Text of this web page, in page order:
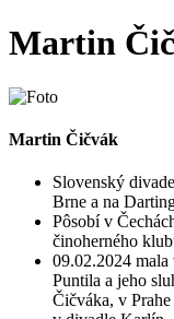
Martin
Martin Čičvák
Slovenský
Brne a na
Pôsobí v
činoherného
09.02.2024
Puntila a jeho
Čičváka, v